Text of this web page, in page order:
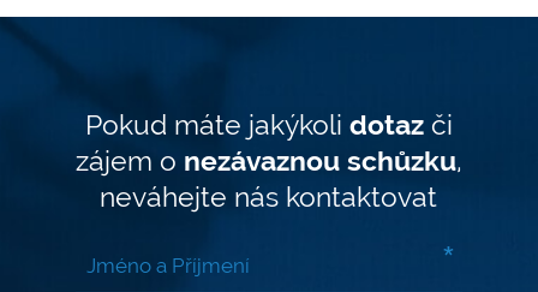
Pokud máte jakýkoli dotazči
zájem o nezávaznou schůzku,
neváhejte nás kontaktovat
*